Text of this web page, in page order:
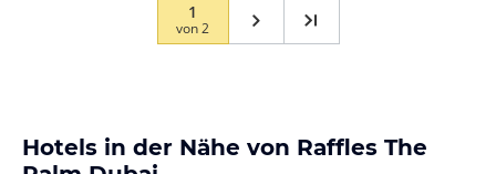
1
von2
Hotels in der Nähe von Raffles The